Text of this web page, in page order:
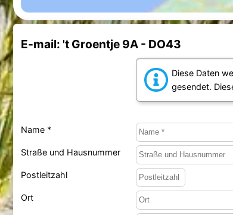
E-mail: 't Groentje 9A - DO43
Diese Daten
gesendet.
Name *
Straße und Hausnummer
Postleitzahl
Ort